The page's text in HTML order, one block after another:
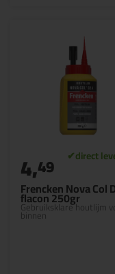
Frencken Nova Col
flacon 250gr
Gebruiksklare houtlijm
binnen
4,49